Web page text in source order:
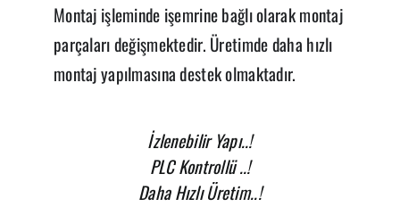
Montaj işleminde işemrine bağlı olarak montaj
parçaları değişmektedir. Üretimde daha hızlı
montaj yapılmasına destek olmaktadır.
İzlenebilir Yapı..!
PLC Kontrollü ..!
Daha Hızlı Üretim..!